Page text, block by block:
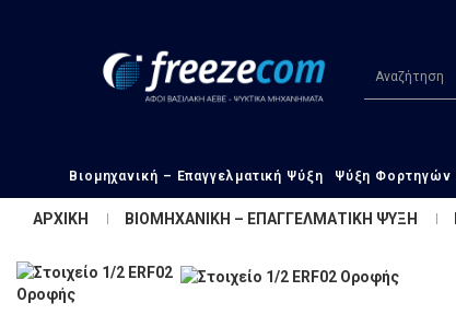
Βιομηχανική – Επαγγελματική Ψύξη Ψύξη Φορτηγών
ΑΡΧΙΚΗ ΒΙΟΜΗΧΑΝΙΚΗ – ΕΠΑΓΓΕΛΜΑΤΙΚΗ ΨΥΞΗ